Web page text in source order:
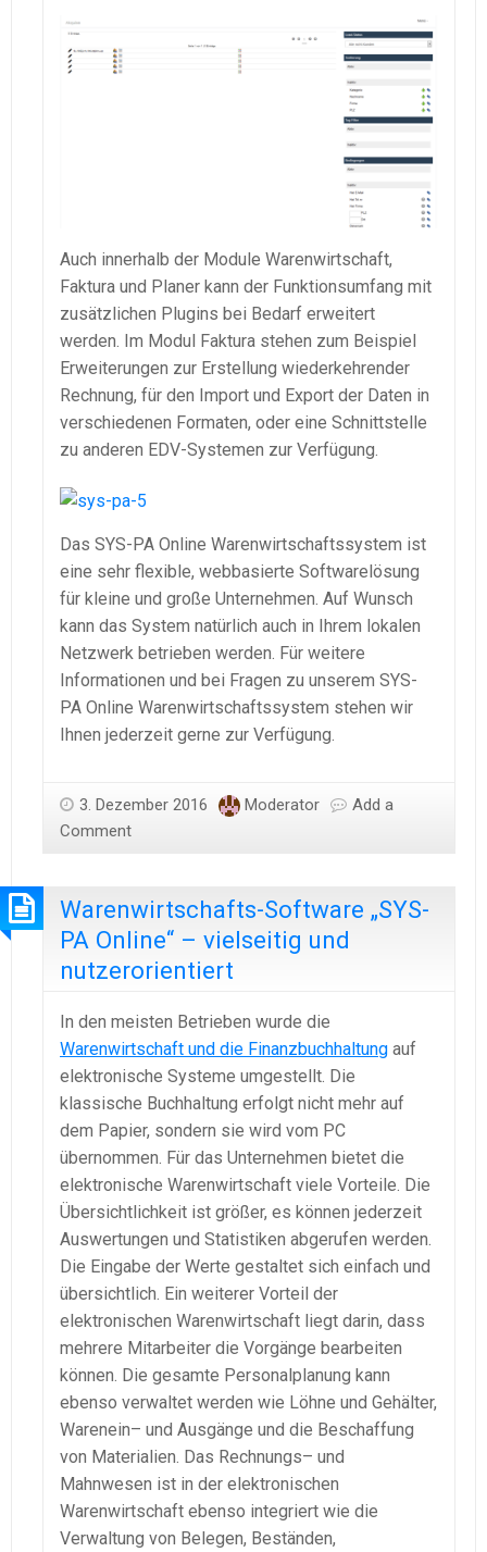
Auch innerhalb der Module Warenwirtschaft,
Faktura und Planer kann der Funktionsumfang mit
zusätzlichen Plugins bei Bedarf erweitert
werden. Im Modul Faktura stehen zum Beispiel
Erweiterungen zur Erstellung wiederkehrender
Rechnung, für den Import und Export der Daten in
verschiedenen Formaten, oder eine Schnittstelle
zu anderen EDV-Systemen zur Verfügung.
Das SYS-PA Online Warenwirtschaftssystem ist
eine sehr flexible, webbasierte Softwarelösung
für kleine und große Unternehmen. Auf Wunsch
kann das System natürlich auch in Ihrem lokalen
Netzwerk betrieben werden. Für weitere
Informationen und bei Fragen zu unserem SYS-
PA Online Warenwirtschaftssystem stehen wir
Ihnen jederzeit gerne zur Verfügung.
3. Dezember 2016 Moderator
Add a
Comment
Warenwirtschafts-Software „SYS-
PA Online“ – vielseitig und
nutzerorientiert
In den meisten Betrieben wurde die
Warenwirtschaft und die Finanzbuchhaltung auf
elektronische Systeme umgestellt. Die
klassische Buchhaltung erfolgt nicht mehr auf
dem Papier, sondern sie wird vom PC
übernommen. Für das Unternehmen bietet die
elektronische Warenwirtschaft viele Vorteile. Die
Übersichtlichkeit ist größer, es können jederzeit
Auswertungen und Statistiken abgerufen werden.
Die Eingabe der Werte gestaltet sich einfach und
übersichtlich. Ein weiterer Vorteil der
elektronischen Warenwirtschaft liegt darin, dass
mehrere Mitarbeiter die Vorgänge bearbeiten
können. Die gesamte Personalplanung kann
ebenso verwaltet werden wie Löhne und Gehälter,
Warenein– und Ausgänge und die Beschaffung
von Materialien. Das Rechnungs– und
Mahnwesen ist in der elektronischen
Warenwirtschaft ebenso integriert wie die
Verwaltung von Belegen, Beständen,